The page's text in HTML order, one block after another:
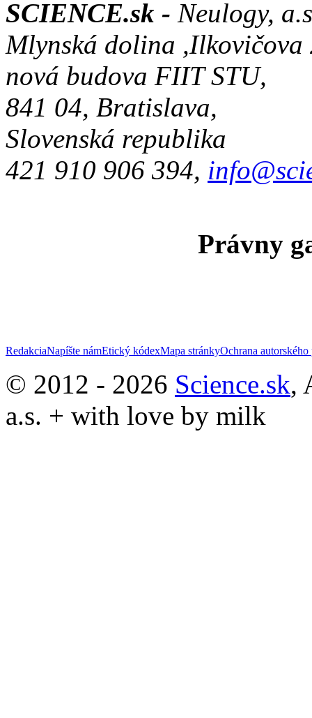
SCIENCE.sk - Neulogy,
Mlynská dolina ,Ilkovičova
nová budova FIIT STU,
841 04, Bratislava,
Slovenská republika
421 910 906 394,
Právny
RedakciaNapíšte námEtický kódexMapa stránkyOchrana autorského
© 2012 - 2026 Science.sk,
a.s. + with love by milk